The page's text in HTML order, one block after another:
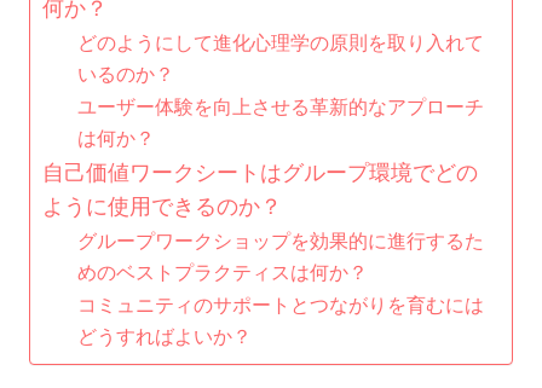
何か？
どのようにして進化心理学の原則を取り入れて
いるのか？
ユーザー体験を向上させる革新的なアプローチ
は何か？
自己価値ワークシートはグループ環境でどの
ように使用できるのか？
グループワークショップを効果的に進行するた
めのベストプラクティスは何か？
コミュニティのサポートとつながりを育むには
どうすればよいか？